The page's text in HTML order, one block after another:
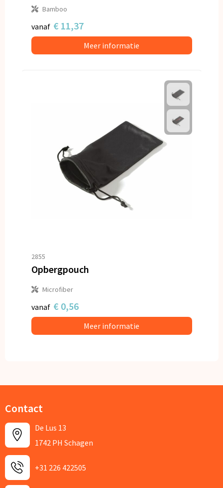
Bamboo
vanaf € 11,37
Meer informatie
2855
Opbergpouch
Microfiber
vanaf € 0,56
Meer informatie
Contact
De Lus 13
1742 PH Schagen
+31 226 422505